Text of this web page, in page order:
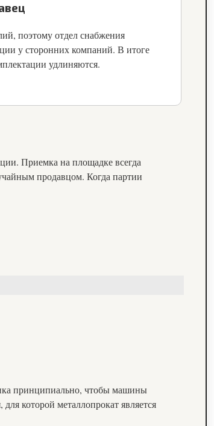
поэтому отдел снабжения
у сторонних компаний. В итоге
удлиняются.
Приемка на площадке всегда
продавцом. Когда партии
принципиально, чтобы машины
которой металлопрокат является